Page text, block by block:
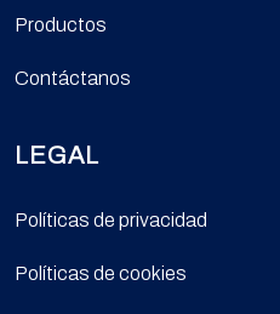
Productos
Contáctanos
LEGAL
Políticas de privacidad
Políticas de cookies